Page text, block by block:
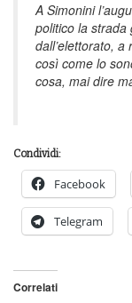
A Simonini
politico la strada
dall’elettorato,
così come lo
cosa, mai dire
Condividi:
Facebook
Telegram
Correlati